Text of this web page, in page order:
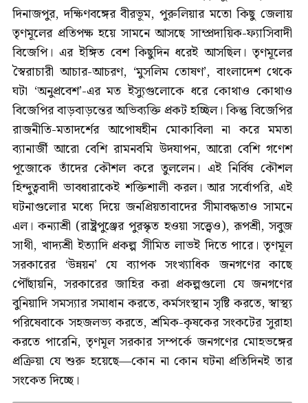
দিনাজপুর, দক্ষিণবঙ্গের বীরভূম, পুরুলিয়ার মতো কিছু জেলায়
তৃণমূলের প্রতিপক্ষ হয়ে সামনে আসছে সাম্প্রদায়িক-ফ্যাসিবাদী
বিজেপি। এর ইঙ্গিত বেশ কিছুদিন ধরেই আসছিল। তৃণমূলের
স্বৈরাচারী আচার-আচরণ, ‘মুসলিম তোষণ’, বাংলাদেশ থেকে
ঘটা ‘অনুপ্রবেশ’-এর মত ইস্যুগুলোকে ধরে কোথাও কোথাও
বিজেপির বাড়বাড়ন্তের অভিব্যক্তি প্রকট হচ্ছিল। কিন্তু বিজেপির
রাজনীতি-মতাদর্শের আপোষহীন মোকাবিলা না করে মমতা
ব্যানার্জী আরো বেশি রামনবমি উদযাপন, আরো বেশি গণেশ
পূজোকে তাঁদের কৌশল করে তুললেন। এই নির্বিষ কৌশল
হিন্দুত্ববাদী ভাবধারাকেই শক্তিশালী করল। আর সর্বোপরি, এই
ঘটনাগুলোর মধ্যে দিয়ে জনপ্রিয়তাবাদের সীমাবদ্ধতাও সামনে
এল। কন্যাশ্রী (রাষ্ট্রপুঞ্জের পুরস্কৃত হওয়া সত্ত্বেও), রূপশ্রী, সবুজ
সাথী, খাদ্যশ্রী ইত্যাদি প্রকল্প সীমিত লাভই দিতে পারে। তৃণমূল
সরকারের ‘উন্নয়ন’ যে ব্যাপক সংখ্যাধিক জনগণের কাছে
পৌঁছায়নি, সরকারের জাহির করা প্রকল্পগুলো যে জনগণের
বুনিয়াদি সমস্যার সমাধান করতে, কর্মসংস্থান সৃষ্টি করতে, স্বাস্থ্য
পরিষেবাকে সহজলভ্য করতে, শ্রমিক-কৃষকের সংকটের সুরাহা
করতে পারেনি, তৃণমূল সরকার সম্পর্কে জনগণের মোহভঙ্গের
প্রক্রিয়া যে শুরু হয়েছে—কোন না কোন ঘটনা প্রতিদিনই তার
সংকেত দিচ্ছে।